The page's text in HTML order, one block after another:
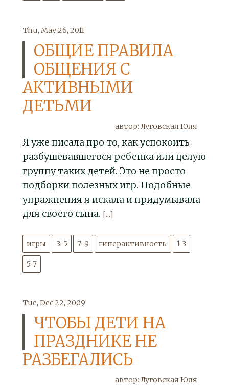
Thu, May 26, 2011
ОБЩИЕ ПРАВИЛА
ОБЩЕНИЯ С
АКТИВНЫМИ
ДЕТЬМИ
автор: Луговская Юля
Я уже писала про то, как успокоить
разбушевавшегося ребенка или целую
группу таких детей. Это не просто
подборки полезных игр. Подобные
упражнения я искала и придумывала
для своего сына. [...]
игры 3-5 7-9 гиперактивность 1-3
5-7
Tue, Dec 22, 2009
ЧТОБЫ ДЕТИ НА
ПРАЗДНИКЕ НЕ
РАЗБЕГАЛИСЬ
автор: Луговская Юля